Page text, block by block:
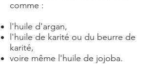
comme :
l'huile d'argan,
l'huile de karité ou du beurre de
karité,
voire même l'huile de jojoba.